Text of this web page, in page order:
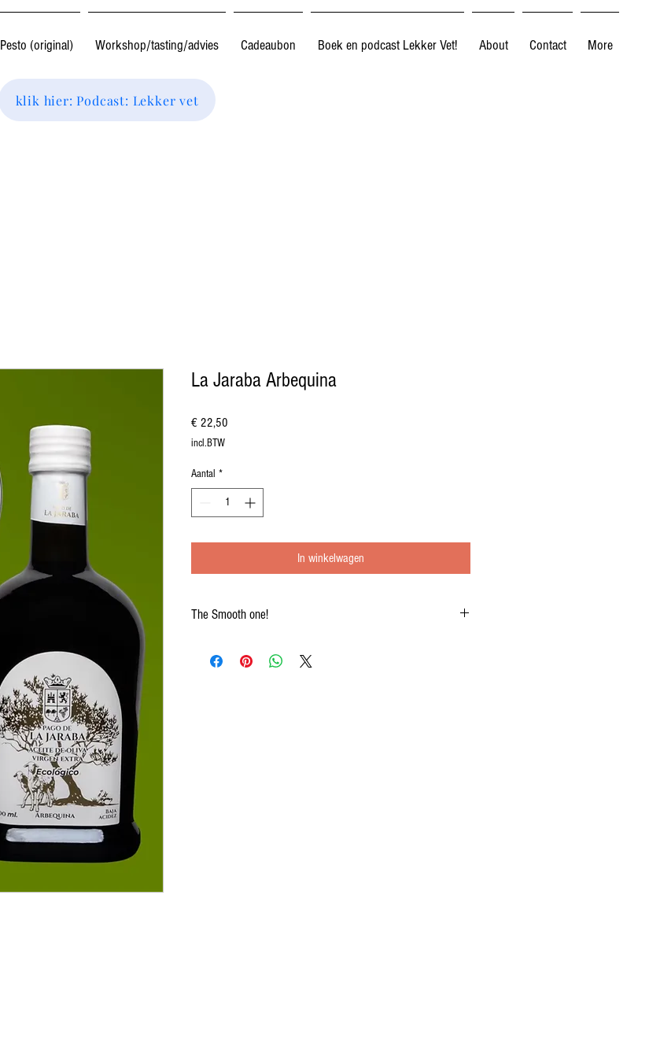
Pesto (original) Workshop/tasting/advies Cadeaubon Boek en podcast Lekker Vet! About Contact More
klik hier: Podcast: Lekker vet
La Jaraba Arbequina
€ 22,50
incl.BTW
Aantal *
In winkelwagen
The Smooth one!
Absoluut genot met deze prachtige olijfolie. Persoonlijk door Gregor naar